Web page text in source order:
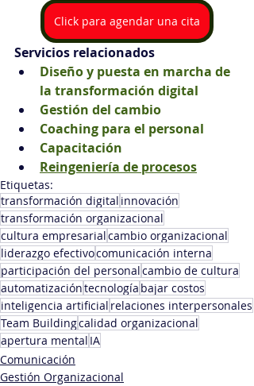
Click para agendar una cita
Servicios relacionados
Diseño y puesta en marcha de
la transformación digital
Gestión del cambio
Coaching para el personal
Capacitación
Reingeniería de procesos
Etiquetas:
transformación digital innovación
transformación organizacional
cultura empresarialcambio organizacional
liderazgo efectivocomunicación interna
participación del personalcambio de cultura
automatizacióntecnología bajar costos
inteligencia artificial relaciones interpersonales
Team Buildingcalidad organizacional
apertura mental IA
Comunicación
Gestión Organizacional